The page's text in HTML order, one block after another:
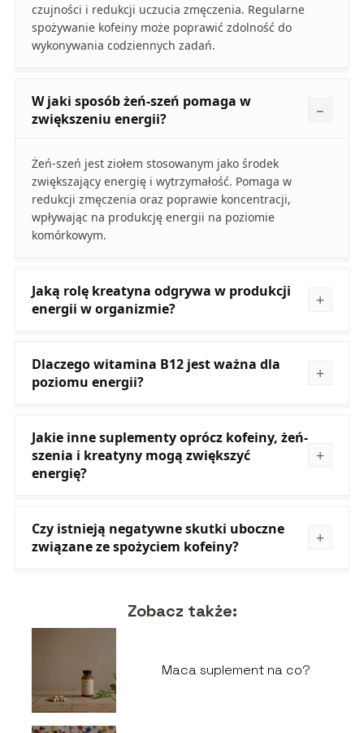
czujności i redukcji uczucia zmęczenia. Regularne
spożywanie kofeiny może poprawić zdolność do
wykonywania codziennych zadań.
W jaki sposób żeń-szeń pomaga w
zwiększeniu energii?
Żeń-szeń jest ziołem stosowanym jako środek
zwiększający energię i wytrzymałość. Pomaga w
redukcji zmęczenia oraz poprawie koncentracji,
wpływając na produkcję energii na poziomie
komórkowym.
Jaką rolę kreatyna odgrywa w produkcji
energii w organizmie?
Dlaczego witamina B12 jest ważna dla
poziomu energii?
Jakie inne suplementy oprócz kofeiny, żeń-
szenia i kreatyny mogą zwiększyć
energię?
Czy istnieją negatywne skutki uboczne
związane ze spożyciem kofeiny?
Zobacz także:
Maca suplement na co?